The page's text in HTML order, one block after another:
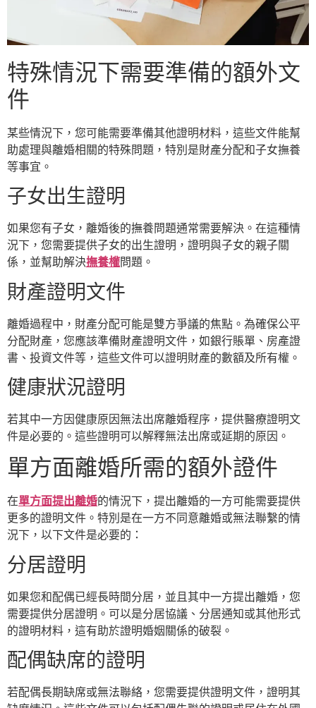
特殊情況下需要準備的額外文
件
某些情況下，您可能需要準備其他證明材料，這些文件能幫
助處理與離婚相關的特殊問題，特別是財產分配和子女撫養
等事宜。
子女出生證明
如果您有子女，離婚後的撫養問題通常需要解決。在這種情
況下，您需要提供子女的出生證明，證明與子女的親子關
係，並幫助解決撫養權問題。
財產證明文件
離婚過程中，財產分配可能是雙方爭議的焦點。為確保公平
分配財產，您應該準備財產證明文件，如銀行賬單、房產證
書、投資文件等，這些文件可以證明財產的數額及所有權。
健康狀況證明
若其中一方因健康原因無法出席離婚程序，提供醫療證明文
件是必要的。這些證明可以解釋無法出席或延期的原因。
單方面離婚所需的額外證件
在單方面提出離婚的情況下，提出離婚的一方可能需要提供
更多的證明文件。特別是在一方不同意離婚或無法聯繫的情
況下，以下文件是必要的：
分居證明
如果您和配偶已經長時間分居，並且其中一方提出離婚，您
需要提供分居證明。可以是分居協議、分居通知或其他形式
的證明材料，這有助於證明婚姻關係的破裂。
配偶缺席的證明
若配偶長期缺席或無法聯絡，您需要提供證明文件，證明其